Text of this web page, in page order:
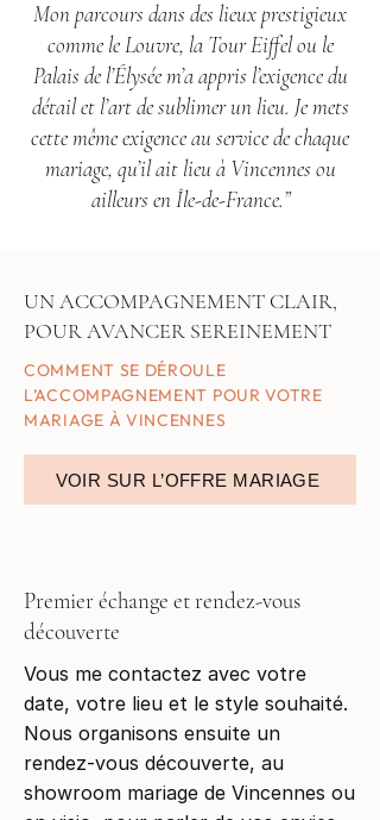
Mon parcours dans des lieux prestigieux
comme le Louvre, la Tour Eiffel ou le
Palais de l’Élysée m’a appris l’exigence du
détail et l’art de sublimer un lieu. Je mets
cette même exigence au service de chaque
mariage, qu’il ait lieu à Vincennes ou
ailleurs en Île-de-France.”
UN ACCOMPAGNEMENT CLAIR,
POUR AVANCER SEREINEMENT
COMMENT SE DÉROULE
L’ACCOMPAGNEMENT POUR VOTRE
MARIAGE À VINCENNES
VOIR SUR L’OFFRE MARIAGE
Premier échange et rendez-vous
découverte
Vous me contactez avec votre
date, votre lieu et le style souhaité.
Nous organisons ensuite un
rendez-vous découverte, au
showroom mariage de Vincennes ou